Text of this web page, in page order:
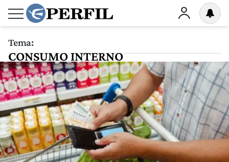
Tema:
CONSUMO INTERNO